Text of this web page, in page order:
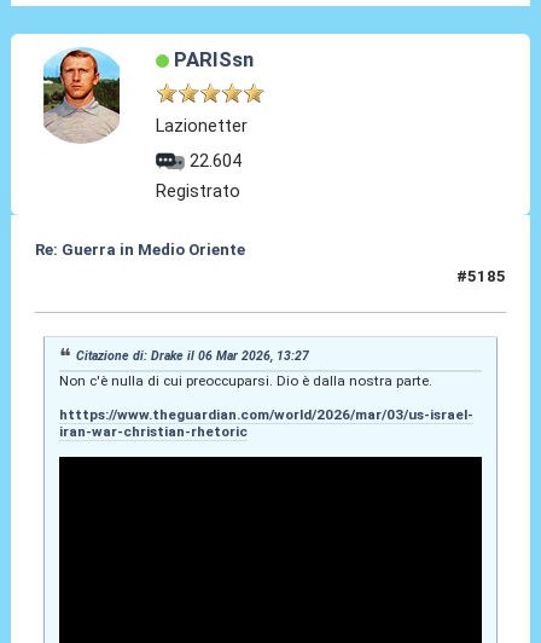
PARISsn
Lazionetter
22.604
Registrato
Re: Guerra in Medio Oriente
#5185
Citazione di: Drake il 06 Mar 2026, 13:27
Non c'è nulla di cui preoccuparsi. Dio è dalla nostra parte.
htttps://www.theguardian.com/world/2026/mar/03/us-israel-
iran-war-christian-rhetoric